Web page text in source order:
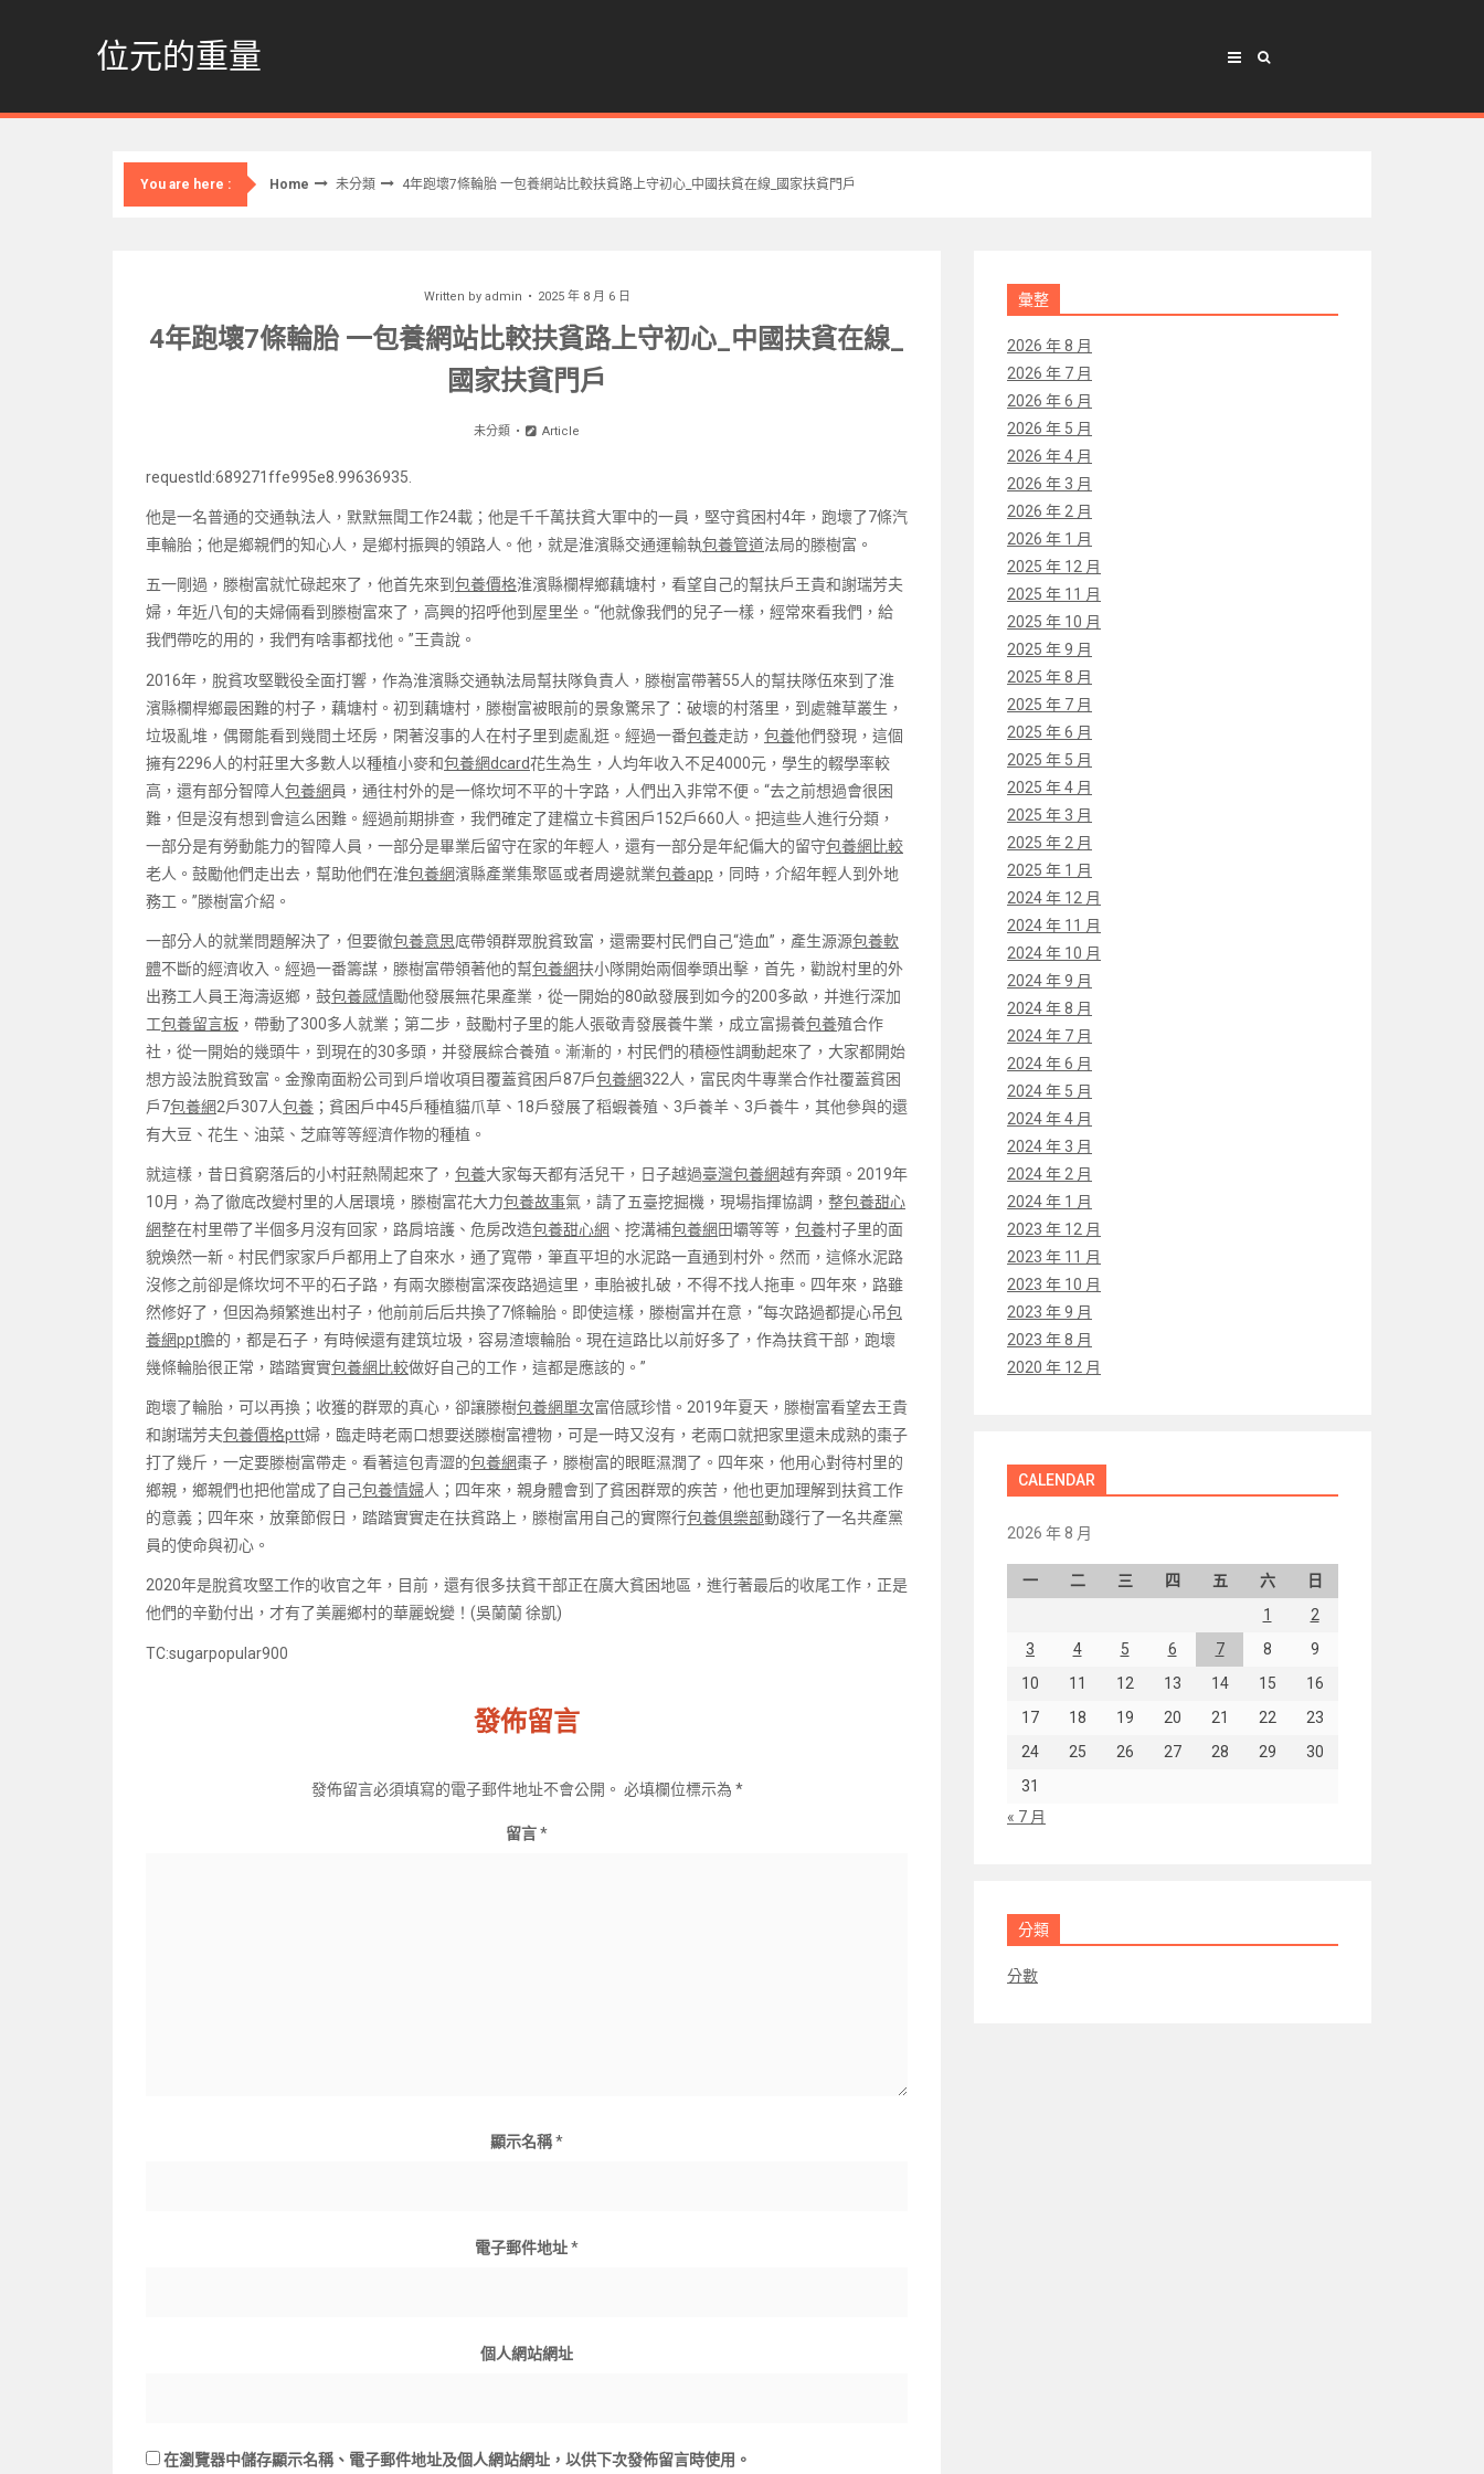
位元的重量
You are here : Home 未分類 4年跑壞7條輪胎 一包養網站比較扶貧路上守初心_中國扶貧在線_國家扶貧門戶
Written by admin 2025 年 8 月 6 日
4年跑壞7條輪胎 一包養網站比較扶貧路上守初心_中國扶貧在線_
國家扶貧門戶
未分類 Article
requestId:689271ffe995e8.99636935.
他是一名普通的交通執法人，默默無聞工作24載；他是千千萬扶貧大軍中的一員，堅守貧困村4年，跑壞了7條汽
車輪胎；他是鄉親們的知心人，是鄉村振興的領路人。他，就是淮濱縣交通運輸執包養管道法局的滕樹富。
五一剛過，滕樹富就忙碌起來了，他首先來到 包養價格淮濱縣欄桿鄉藕塘村，看望自己的幫扶戶王貴和謝瑞芳夫
婦，年近八旬的夫婦倆看到滕樹富來了，高興的招呼他到屋里坐。“他就像我們的兒子一樣，經常來看我們，給
我們帶吃的用的，我們有啥事都找他。”王貴說。
2016年，脫貧攻堅戰役全面打響，作為淮濱縣交通執法局幫扶隊負責人，滕樹富帶著55人的幫扶隊伍來到了淮
濱縣欄桿鄉最困難的村子，藕塘村。初到藕塘村，滕樹富被眼前的景象驚呆了：破壞的村落里，到處雜草叢生，
垃圾亂堆，偶爾能看到幾間土坯房，閑著沒事的人在村子里到處亂逛。經過一番包養走訪， 包養他們發現，這個
擁有2296人的村莊里大多數人以種植小麥和包養網dcard花生為生，人均年收入不足4000元，學生的輟學率較
高，還有部分智障人包養網員，通往村外的是一條坎坷不平的十字路，人們出入非常不便。“去之前想過會很困
難，但是沒有想到會這么困難。經過前期排查，我們確定了建檔立卡貧困戶152戶660人。把這些人進行分類，
一部分是有勞動能力的智障人員，一部分是畢業后留守在家的年輕人，還有一部分是年紀偏大的留守包養網比較
老人。鼓勵他們走出去，幫助他們在淮包養網濱縣產業集聚區或者周邊就業包養app ，同時，介紹年輕人到外地
務工。”滕樹富介紹。
一部分人的就業問題解決了，但要徹包養意思底帶領群眾脫貧致富，還需要村民們自己“造血”，產生源源包養軟
體不斷的經濟收入。經過一番籌謀，滕樹富帶領著他的幫包養網扶小隊開始兩個拳頭出擊，首先，勸說村里的外
出務工人員王海濤返鄉，鼓包養感情勵他發展無花果產業，從一開始的80畝發展到如今的200多畝，并進行深加
工包養留言板 ，帶動了300多人就業；第二步，鼓勵村子里的能人張敬青發展養牛業，成立富揚養包養殖合作
社，從一開始的幾頭牛，到現在的30多頭，并發展綜合養殖。漸漸的，村民們的積極性調動起來了，大家都開始
想方設法脫貧致富。金豫南面粉公司到戶增收項目覆蓋貧困戶87戶包養網322人，富民肉牛專業合作社覆蓋貧困
戶7包養網2戶307人包養 ；貧困戶中45戶種植貓爪草、18戶發展了稻蝦養殖、3戶養羊、3戶養牛，其他參與的還
有大豆、花生、油菜、芝麻等等經濟作物的種植。
就這樣，昔日貧窮落后的小村莊熱鬧起來了， 包養大家每天都有活兒干，日子越過臺灣包養網越有奔頭。2019年
10月，為了徹底改變村里的人居環境，滕樹富花大力包養故事氣，請了五臺挖掘機，現場指揮協調，整包養甜心
網整在村里帶了半個多月沒有回家，路肩培護、危房改造包養甜心網 、挖溝補包養網田壩等等， 包養村子里的面
貌煥然一新。村民們家家戶戶都用上了自來水，通了寬帶，筆直平坦的水泥路一直通到村外。然而，這條水泥路
沒修之前卻是條坎坷不平的石子路，有兩次滕樹富深夜路過這里，車胎被扎破，不得不找人拖車。四年來，路雖
然修好了，但因為頻繁進出村子，他前前后后共換了7條輪胎。即使這樣，滕樹富并在意，“每次路過都提心吊包
養網ppt膽的，都是石子，有時候還有建筑垃圾，容易渣壞輪胎。現在這路比以前好多了，作為扶貧干部，跑壞
幾條輪胎很正常，踏踏實實包養網比較做好自己的工作，這都是應該的。”
跑壞了輪胎，可以再換；收獲的群眾的真心，卻讓滕樹包養網單次富倍感珍惜。2019年夏天，滕樹富看望去王貴
和謝瑞芳夫包養價格ptt婦，臨走時老兩口想要送滕樹富禮物，可是一時又沒有，老兩口就把家里還未成熟的棗子
打了幾斤，一定要滕樹富帶走。看著這包青澀的包養網棗子，滕樹富的眼眶濕潤了。四年來，他用心對待村里的
鄉親，鄉親們也把他當成了自己包養情婦人；四年來，親身體會到了貧困群眾的疾苦，他也更加理解到扶貧工作
的意義；四年來，放棄節假日，踏踏實實走在扶貧路上，滕樹富用自己的實際行包養俱樂部動踐行了一名共產黨
員的使命與初心。
2020年是脫貧攻堅工作的收官之年，目前，還有很多扶貧干部正在廣大貧困地區，進行著最后的收尾工作，正是
他們的辛勤付出，才有了美麗鄉村的華麗蛻變！(吳蘭蘭 徐凱)
TC:sugarpopular900
發佈留言
發佈留言必須填寫的電子郵件地址不會公開。 必填欄位標示為 *
留言*
顯示名稱*
電子郵件地址*
個人網站網址
在瀏覽器中儲存顯示名稱、電子郵件地址及個人網站網址，以供下次發佈留言時使用。
彙整
2026 年 8 月
2026 年 7 月
2026 年 6 月
2026 年 5 月
2026 年 4 月
2026 年 3 月
2026 年 2 月
2026 年 1 月
2025 年 12 月
2025 年 11 月
2025 年 10 月
2025 年 9 月
2025 年 8 月
2025 年 7 月
2025 年 6 月
2025 年 5 月
2025 年 4 月
2025 年 3 月
2025 年 2 月
2025 年 1 月
2024 年 12 月
2024 年 11 月
2024 年 10 月
2024 年 9 月
2024 年 8 月
2024 年 7 月
2024 年 6 月
2024 年 5 月
2024 年 4 月
2024 年 3 月
2024 年 2 月
2024 年 1 月
2023 年 12 月
2023 年 11 月
2023 年 10 月
2023 年 9 月
2023 年 8 月
2020 年 12 月
CALENDAR
2026 年 8 月
一 二 三 四 五 六
日
1
2
3
4 5 6 7 8
9
10
11 12 13 14 15
16
17
18 19 20 21 22
23
24
25 26 27 28 29
30
31
« 7 月
分類
分數